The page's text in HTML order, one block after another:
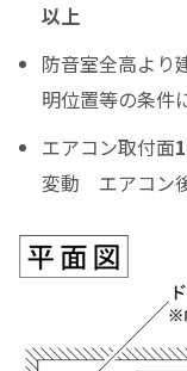
シュミレーシ
月々のお支払金額
（初回月のみ）お
以上
防音室全高より
明位置等の条件
エアコン取付面
変動 エアコン